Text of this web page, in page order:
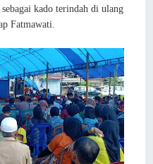
kado terindah di ulang
Fatmawati.